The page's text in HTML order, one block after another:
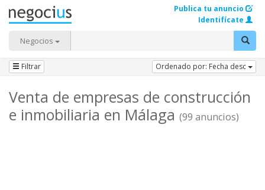
Negocios
Publica tu anuncio
Identifícate
Filtrar Ordenado por: Fecha desc
Venta de empresas de construcción
e inmobiliaria en Málaga (99 anuncios)